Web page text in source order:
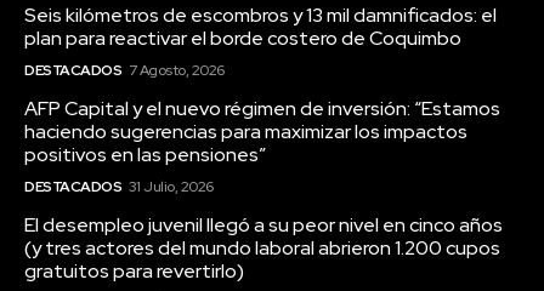
Seis kilómetros de escombros y 13 mil damnificados: el
plan para reactivar el borde costero de Coquimbo
DESTACADOS 7 Agosto, 2026
AFP Capital y el nuevo régimen de inversión: “Estamos
haciendo sugerencias para maximizar los impactos
positivos en las pensiones”
DESTACADOS 31 Julio, 2026
El desempleo juvenil llegó a su peor nivel en cinco años
(y tres actores del mundo laboral abrieron 1.200 cupos
gratuitos para revertirlo)